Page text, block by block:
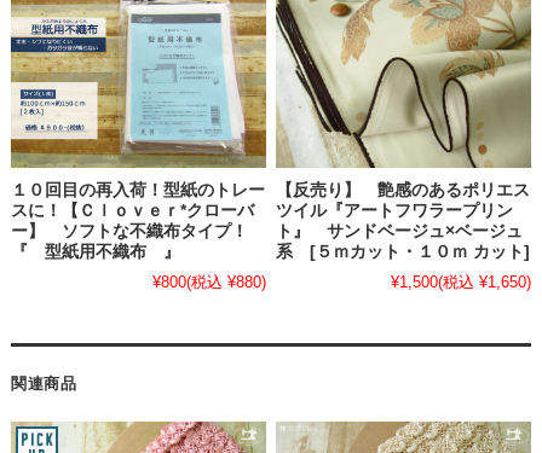
１０回目の再入荷！型紙のトレー
スに！【Ｃｌｏｖｅｒ*クローバ
ー】 ソフトな不織布タイプ！
『 型紙用不織布 』
¥800(税込 ¥880)
【反売り】 艶感のあるポリエス
ツイル『アートフワラープリン
ト』 サンドベージュ×ベージュ
系 [５ｍカット・１０ｍ カット]
¥1,500(税込 ¥1,650)
関連商品